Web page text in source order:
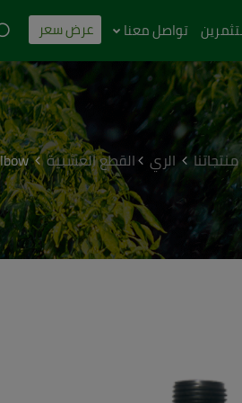
تواصل معنا عرض سعر
منتجاتنا الري القطع العشبية